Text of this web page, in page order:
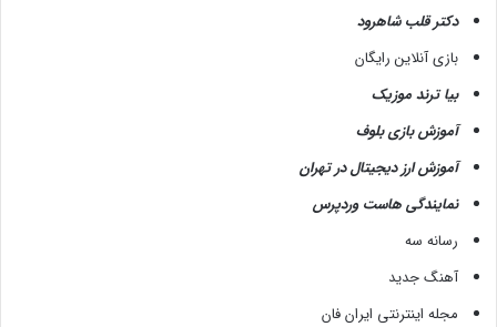
دکتر قلب شاهرود
بازی آنلاین رایگان
بیا ترند موزیک
آموزش بازی بلوف
آموزش ارز دیجیتال در تهران
نمایندگی هاست وردپرس
رسانه سه
آهنگ جدید
مجله اینترنتی ایران فان